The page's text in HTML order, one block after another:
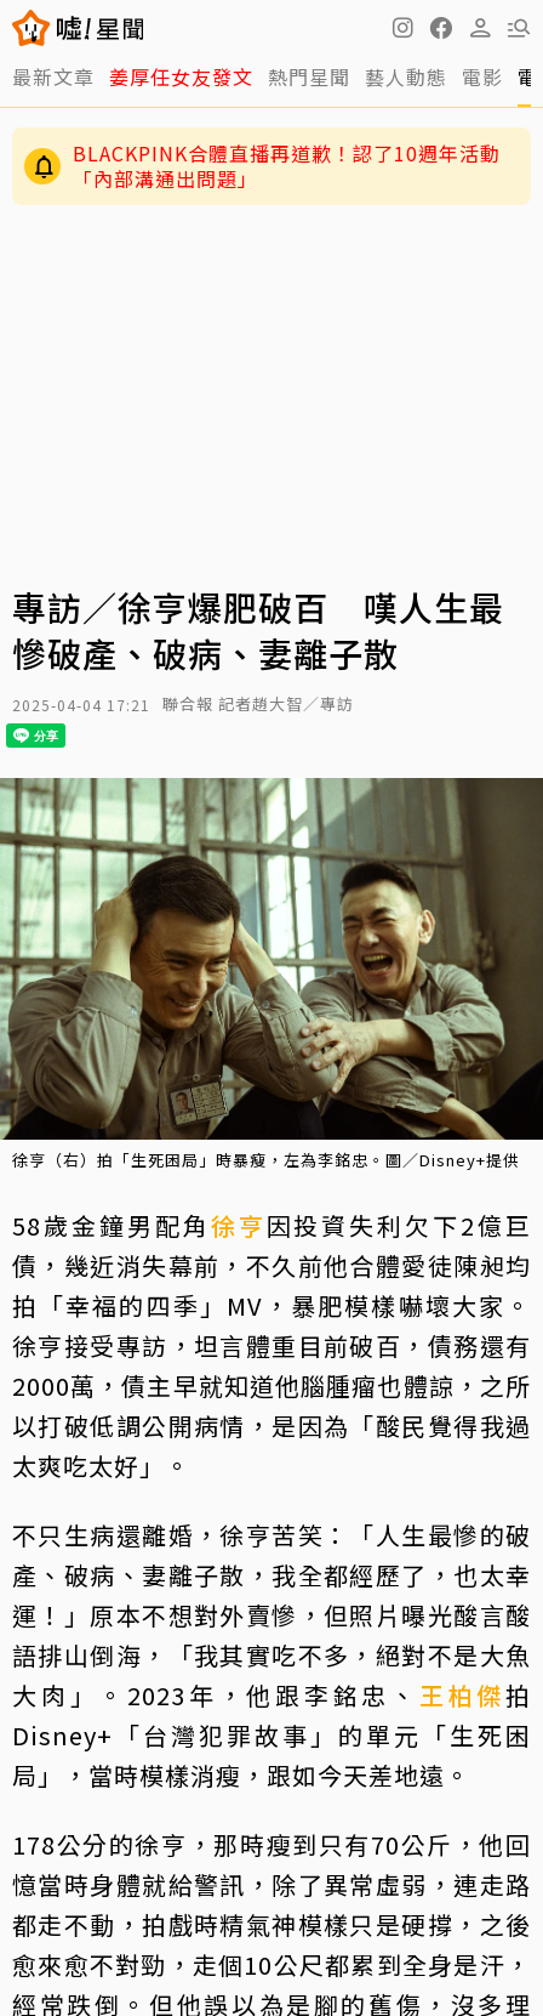
最新文章 姜厚任女友發文 熱門星聞 藝人動態 電影
BLACKPINK合體直播再道歉！認了10週年活動
「內部溝通出問題」
專訪／徐亨爆肥破百 嘆人生最
慘破產、破病、妻離子散
2025-04-04 17:21 聯合報 記者趙大智／專訪
徐亨（右）拍「生死困局」時暴瘦，左為李銘忠。圖／Disney+提供
58歲金鐘男配角 徐亨因投資失利欠下2億巨
債，幾近消失幕前，不久前他合體愛徒陳昶均
拍「幸福的四季」MV，暴肥模樣嚇壞大家。
徐亨接受專訪，坦言體重目前破百，債務還有
2000萬，債主早就知道他腦腫瘤也體諒，之所
以打破低調公開病情，是因為「酸民覺得我過
太爽吃太好」。
不只生病還離婚，徐亨苦笑：「人生最慘的破
產、破病、妻離子散，我全都經歷了，也太幸
運！」原本不想對外賣慘，但照片曝光酸言酸
語排山倒海，「我其實吃不多，絕對不是大魚
大肉」。2023年，他跟李銘忠、 王柏傑拍
Disney+「台灣犯罪故事」的單元「生死困
局」，當時模樣消瘦，跟如今天差地遠。
178公分的徐亨，那時瘦到只有70公斤，他回
憶當時身體就給警訊，除了異常虛弱，連走路
都走不動，拍戲時精氣神模樣只是硬撐，之後
愈來愈不對勁，走個10公尺都累到全身是汗，
經常跌倒。但他誤以為是腳的舊傷，沒多理